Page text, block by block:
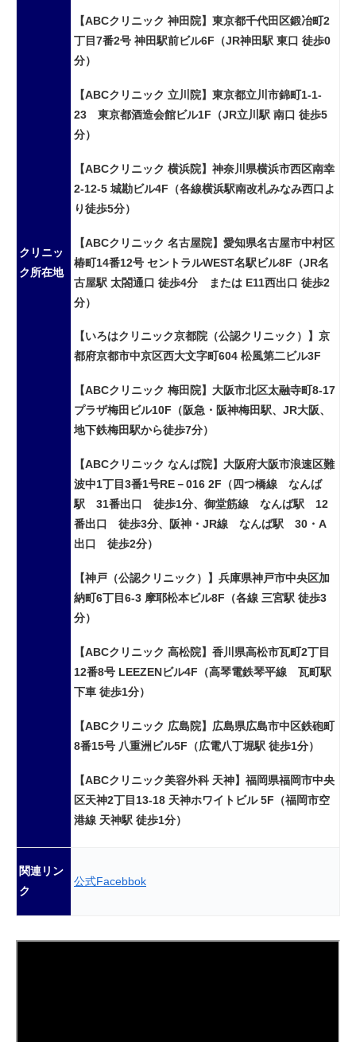
クリニッ
ク所在地
【ABCクリニック 神田院】東京都千代田区鍛冶町2
丁目7番2号 神田駅前ビル6F（JR神田駅 東口 徒歩0
分）
【ABCクリニック 立川院】東京都立川市錦町1-1-
23 東京都酒造会館ビル1F（JR立川駅 南口 徒歩5
分）
【ABCクリニック 横浜院】神奈川県横浜市西区南幸
2-12-5 城勘ビル4F（各線横浜駅南改札みなみ西口よ
り徒歩5分）
【ABCクリニック 名古屋院】愛知県名古屋市中村区
椿町14番12号 セントラルWEST名駅ビル8F（JR名
古屋駅 太閤通口 徒歩4分 または E11西出口 徒歩2
分）
【いろはクリニック京都院（公認クリニック）】京
都府京都市中京区西大文字町604 松風第二ビル3F
【ABCクリニック 梅田院】大阪市北区太融寺町8-17
プラザ梅田ビル10F（阪急・阪神梅田駅、JR大阪、
地下鉄梅田駅から徒歩7分）
【ABCクリニック なんば院】大阪府大阪市浪速区難
波中1丁目3番1号RE－016 2F（四つ橋線 なんば
駅 31番出口 徒歩1分、御堂筋線 なんば駅 12
番出口 徒歩3分、阪神・JR線 なんば駅 30・A
出口 徒歩2分）
【神戸（公認クリニック）】兵庫県神戸市中央区加
納町6丁目6-3 摩耶松本ビル8F（各線 三宮駅 徒歩3
分）
【ABCクリニック 高松院】香川県高松市瓦町2丁目
12番8号 LEEZENビル4F（高琴電鉄琴平線 瓦町駅
下車 徒歩1分）
【ABCクリニック 広島院】広島県広島市中区鉄砲町
8番15号 八重洲ビル5F（広電八丁堀駅 徒歩1分）
【ABCクリニック美容外科 天神】福岡県福岡市中央
区天神2丁目13-18 天神ホワイトビル 5F（福岡市空
港線 天神駅 徒歩1分）
関連リン
ク
公式Facebbok